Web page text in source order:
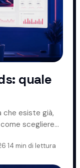
quale
che esiste già,
scegliere
·14 min di lettura